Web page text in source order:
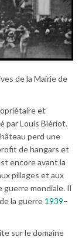
de la Mairie de
et
par Louis Blériot.
perd une
de hangars et
encore avant la
pillages et aux
guerre mondiale. Il
la guerre 1939–
sur le domaine